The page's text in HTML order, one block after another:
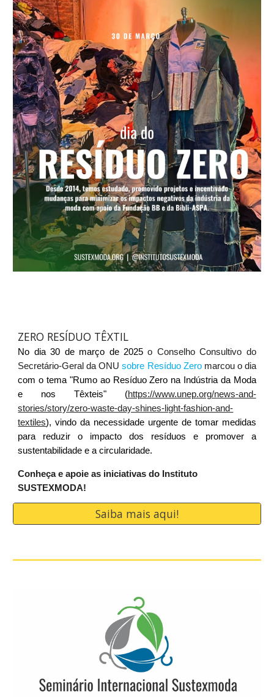
ZERO RESÍDUO TÊXTIL
No dia 30 de março de 2025o Conselho Consultivo do
Secretário-Geral da ONUsobre Resíduo Zeromarcou o dia
com o tema "Rumo ao Resíduo Zero na Indústria da Moda
e nos Têxteis" (https://www.unep.org/news-and-
stories/story/zero-waste-day-shines-light-fashion-and-
textiles), vindo da necessidade urgente de tomar medidas
para reduzir o impacto dos resíduos e promover a
sustentabilidade e a circularidade.
Conheça e apoie as iniciativas do Instituto
SUSTEXMODA!
Saiba mais aqui!